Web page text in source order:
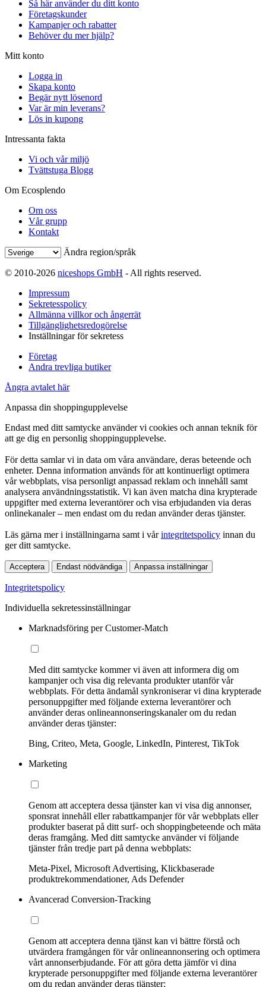
Så här använder du ditt konto
Företagskunder
Kampanjer och rabatter
Behöver du mer hjälp?
Mitt konto
Logga in
Skapa konto
Begär nytt lösenord
Var är min leverans?
Lös in kupong
Intressanta fakta
Vi och vår miljö
Tvättstuga Blogg
Om Ecosplendo
Om oss
Vår grupp
Kontakt
Ändra region/språk
© 2010-2026 niceshops GmbH - All rights reserved.
Impressum
Sekretesspolicy
Allmänna villkor och ångerrät
Tillgänglighetsredogörelse
Inställningar för sekretess
Företag
Andra trevliga butiker
Ångra avtalet här
Anpassa din shoppingupplevelse
Endast med ditt samtycke använder vi cookies och annan teknik för
att ge dig en personlig shoppingupplevelse.
För detta samlar vi in data om våra användare, deras beteende och
enheter. Denna information används för att kontinuerligt optimera
vår webbplats, visa personligt anpassad reklam och innehåll samt
analysera användningsstatistik. Vi kan även matcha dina krypterade
uppgifter med externa leverantörer och visa erbjudanden via deras
onlinekanaler – men endast om du redan använder deras tjänster.
Läs gärna mer i inställningarna samt i vårintegritetspolicy innan du
ger ditt samtycke.
Acceptera Endast nödvändiga Anpassa inställningar
Integritetspolicy
Individuella sekretessinställningar
Marknadsföring per Customer-Match
Med ditt samtycke kommer vi även att informera dig om
kampanjer och visa dig relevanta produkter utanför vår
webbplats. För detta ändamål synkroniserar vi dina krypterade
personuppgifter med följande externa leverantörer och
använder deras onlineannonseringskanaler om du redan
använder deras tjänster:
Bing, Criteo, Meta, Google, LinkedIn, Pinterest, TikTok
Marketing
Genom att acceptera dessa tjänster kan vi visa dig annonser,
sponsrat innehåll eller rabattkampanjer för vår webbplats eller
produkter baserat på ditt surf- och shoppingbeteende och mäta
deras framgång. Med ditt samtycke använder vi följande
tjänster från tredje part på denna webbplats:
Meta-Pixel, Microsoft Advertising, Klickbaserade
produktrekommendationer, Ads Defender
Avancerad Conversion-Tracking
Genom att acceptera denna tjänst kan vi bättre förstå och
utvärdera framgången för vår onlineannonsering och optimera
vårt annonserbjudande. För att göra detta jämför vi dina
krypterade personuppgifter med följande externa leverantörer
om du redan använder deras tjänster: